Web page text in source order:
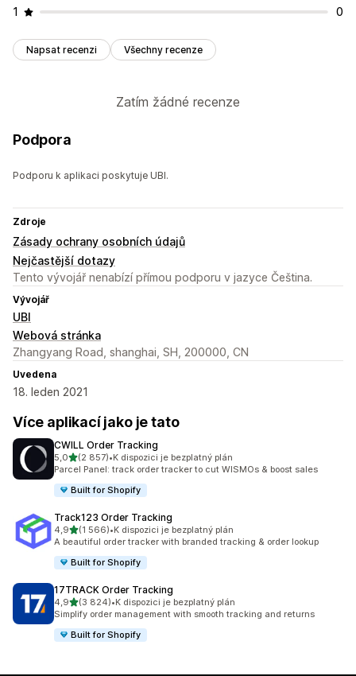
1
0
Napsat recenzi Všechny recenze
Zatím žádné recenze
Podpora
Podporu k aplikaci poskytuje UBI.
Zdroje
Zásady ochrany osobních údajů
Nejčastější dotazy
Tento vývojář nenabízí přímou podporu v jazyce Čeština.
Vývojář
UBI
Webová stránka
Zhangyang Road, shanghai, SH, 200000, CN
Uvedena
18. leden 2021
Více aplikací jako je tato
CWILL Order Tracking
5,0z 5 hvězd
(2 857)
Celkový počet recenzí: 2857
•K dispozici je bezplatný plán
Parcel Panel: track order tracker to cut WISMOs & boost sales
Built for Shopify
Track123 Order Tracking
4,9z 5 hvězd
(1 566)
Celkový počet recenzí: 1566
•K dispozici je bezplatný plán
A beautiful order tracker with branded tracking & order lookup
Built for Shopify
17TRACK Order Tracking
4,9z 5 hvězd
(3 824)
Celkový počet recenzí: 3824
•K dispozici je bezplatný plán
Simplify order management with smooth tracking and returns
Built for Shopify